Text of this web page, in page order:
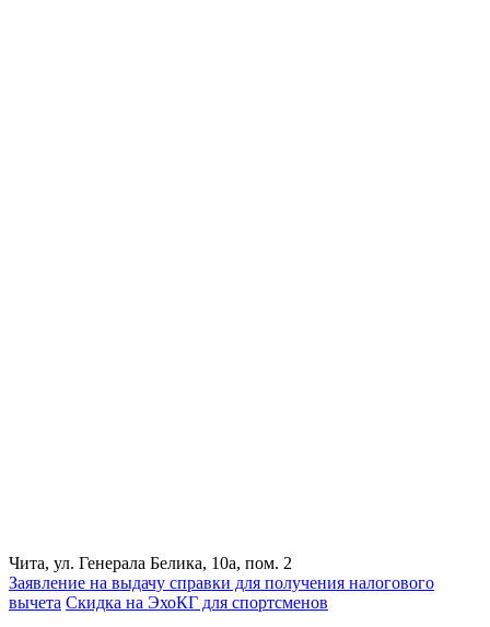
Чита, ул. Генерала Белика, 10а, пом. 2
Заявление на выдачу справки для получения налогового
вычета Cкидка на ЭхоКГ для спортсменов